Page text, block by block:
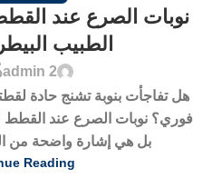
نوبات الصرع عند
الطبيب البيطري
admin 2
هل تفاجأت بنوبة تشنج حادة
فوري؟ نوبات الصرع عند
بل هي إشارة واضحة من
Reading